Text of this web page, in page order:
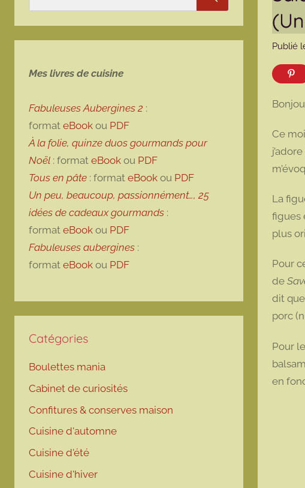
Publié
Ce
La
figues
plus
Pour
de
dit
porc
Pour
en
Rechercher
Mes livres de cuisine
Fabuleuses Aubergines 2 :
format eBook ou PDF
À la folie, quinze duos gourmands pour
Noël : format eBook ou PDF
Tous en pâte : format eBook ou PDF
Un peu, beaucoup, passionnément…, 25
idées de cadeaux gourmands :
format eBook ou PDF
Fabuleuses aubergines :
format eBook ou PDF
Catégories
Boulettes mania
Cabinet de curiosités
Confitures & conserves maison
Cuisine d'automne
Cuisine d'été
Cuisine d'hiver